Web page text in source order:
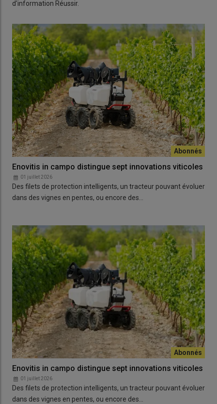
d'information Réussir.
Enovitis in campo distingue sept innovations viticoles
01 juillet 2026
Des filets de protection intelligents, un tracteur pouvant évoluer
dans des vignes en pentes, ou encore des…
Enovitis in campo distingue sept innovations viticoles
01 juillet 2026
Des filets de protection intelligents, un tracteur pouvant évoluer
dans des vignes en pentes, ou encore des…